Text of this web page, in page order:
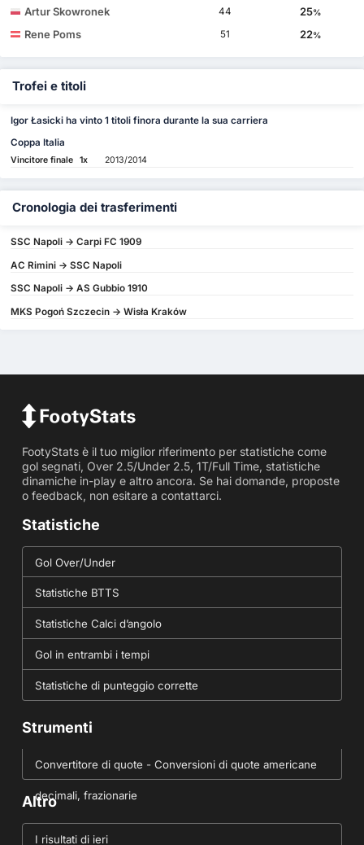
Artur Skowronek 44 25%
Rene Poms 51 22%
Trofei e titoli
Igor Łasicki ha vinto 1 titoli finora durante la sua carriera
Coppa Italia
Vincitore finale 1x 2013/2014
Cronologia dei trasferimenti
SSC Napoli -> Carpi FC 1909
AC Rimini -> SSC Napoli
SSC Napoli -> AS Gubbio 1910
MKS Pogoń Szczecin -> Wisła Kraków
FootyStats è il tuo miglior riferimento per statistiche come
gol segnati, Over 2.5/Under 2.5, 1T/Full Time, statistiche
dinamiche in-play e altro ancora. Se hai domande, proposte
o feedback, non esitare a contattarci.
Statistiche
Gol Over/Under
Statistiche BTTS
Statistiche Calci d’angolo
Gol in entrambi i tempi
Statistiche di punteggio corrette
Strumenti
Convertitore di quote - Conversioni di quote americane
decimali, frazionarie
Altro
I risultati di ieri